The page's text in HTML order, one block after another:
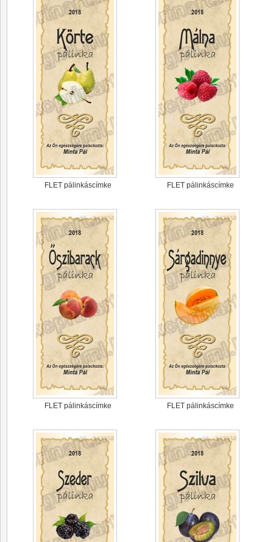
FLET pálinkáscímke FLET pálinkáscímke
FLET pálinkáscímke FLET pálinkáscímke